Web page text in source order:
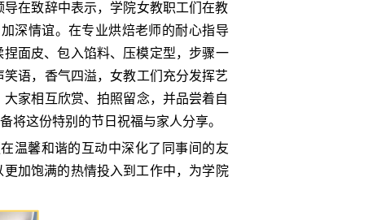
在致辞中表示，学院女教职工们在教
深情谊。在专业烘焙老师的耐心指导
面皮、包入馅料、压模定型，步骤一
语，香气四溢，女教工们充分发挥艺
家相互欣赏、拍照留念，并品尝着自
将这份特别的节日祝福与家人分享。
温馨和谐的互动中深化了同事间的友
加饱满的热情投入到工作中，为学院